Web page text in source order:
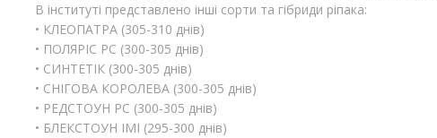
В інституті представлено інші сорти та гібриди ріпака:
• КЛЕОПАТРА (305-310 днів)
• ПОЛЯРІС РС (300-305 днів)
• СИНТЕТІК (300-305 днів)
• СНІГОВА КОРОЛЕВА (300-305 днів)
• РЕДСТОУН РС (300-305 днів)
• БЛЕКСТОУН ІМІ (295-300 днів)